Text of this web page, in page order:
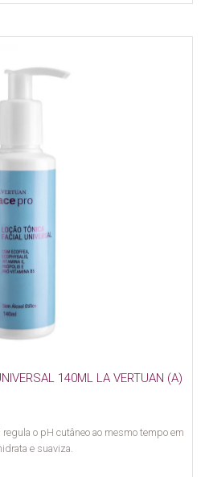
140ML LA VERTUAN (A)
regula o pH cutâneo ao mesmo tempo em
e suaviza.